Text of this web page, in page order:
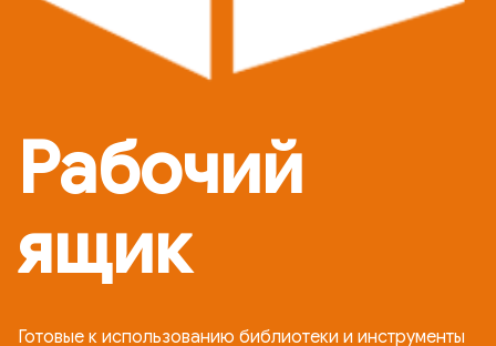
Рабочий
ящик
Готовые к использованию библиотеки и инструменты